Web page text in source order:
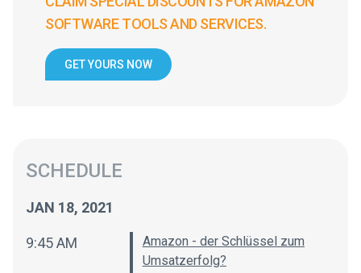
SOFTWARE TOOLS AND SERVICES.
GET YOURS NOW
SCHEDULE
JAN 18, 2021
9:45 AM
Amazon - der Schlüssel zum
Umsatzerfolg?